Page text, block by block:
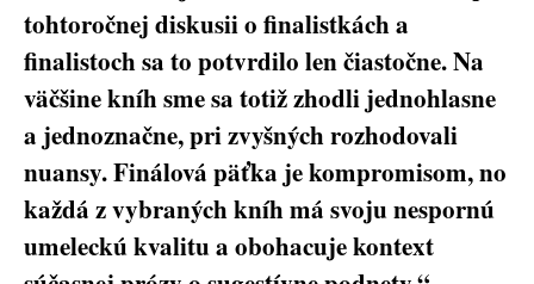
tohtoročnej diskusii o finalistkách a
finalistoch sa to potvrdilo len čiastočne. Na
väčšine kníh sme sa totiž zhodli jednohlasne
a jednoznačne, pri zvyšných rozhodovali
nuansy. Finálová päťka je kompromisom, no
každá z vybraných kníh má svoju nespornú
umeleckú kvalitu a obohacuje kontext